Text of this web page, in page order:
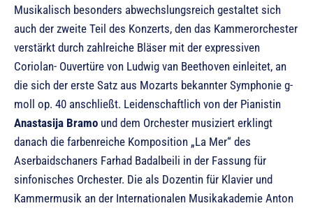
Musikalisch besonders abwechslungsreich gestaltet sich
auch der zweite Teil des Konzerts, den das Kammerorchester
verstärkt durch zahlreiche Bläser mit der expressiven
Coriolan- Ouvertüre von Ludwig van Beethoven einleitet, an
die sich der erste Satz aus Mozarts bekannter Symphonie g-
moll op. 40 anschließt. Leidenschaftlich von der Pianistin
Anastasija Bramo und dem Orchester musiziert erklingt
danach die farbenreiche Komposition „La Mer“ des
Aserbaidschaners Farhad Badalbeili in der Fassung für
sinfonisches Orchester. Die als Dozentin für Klavier und
Kammermusik an der Internationalen Musikakademie Anton